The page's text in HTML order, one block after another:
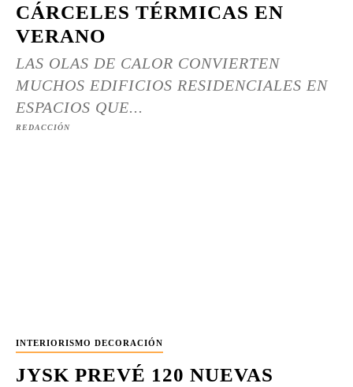
CÁRCELES TÉRMICAS EN
VERANO
LAS OLAS DE CALOR CONVIERTEN
MUCHOS EDIFICIOS RESIDENCIALES EN
ESPACIOS QUE...
REDACCIÓN
INTERIORISMO DECORACIÓN
JYSK PREVÉ 120 NUEVAS